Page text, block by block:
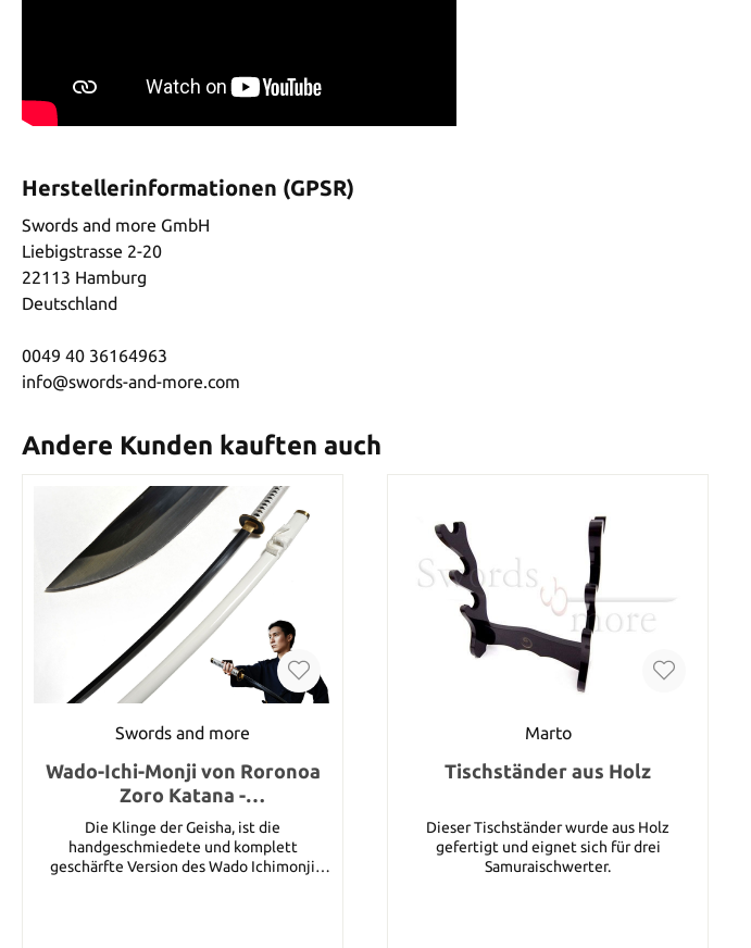
Herstellerinformationen (GPSR)
Swords and more GmbH
Liebigstrasse 2-20
22113 Hamburg
Deutschland
0049 40 36164963
info@swords-and-more.com
Andere Kunden kauften auch
Swords and more
Wado-Ichi-Monji von Roronoa
Zoro Katana -
Handgeschmiedet
Die Klinge der Geisha, ist die
handgeschmiedete und komplett
geschärfte Version des Wado Ichimonji
Marto
Tischständer aus Holz
Dieser Tischständer wurde aus Holz
gefertigt und eignet sich für drei
Samuraischwerter.